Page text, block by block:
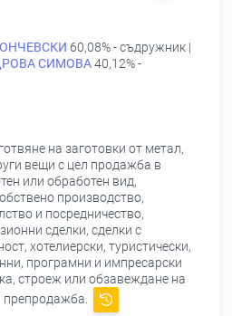
60,08% - съдружник |
СИМОВА40,12% -
на заготовки от метал,
вещи с цел продажба в
или обработен вид,
производство,
и посредничество,
сделки, сделки с
хотелиерски, туристически,
програмни и импресарски
строеж или обзавеждане на